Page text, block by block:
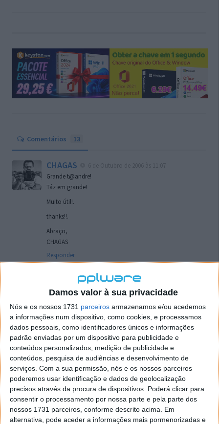
Damos valor à sua privacidade
Nós e os nossos 1731 parceiros armazenamos e/ou acedemos
a informações num dispositivo, como cookies, e processamos
dados pessoais, como identificadores únicos e informações
padrão enviadas por um dispositivo para publicidade e
conteúdos personalizados, medição de publicidade e
conteúdos, pesquisa de audiências e desenvolvimento de
serviços. Com a sua permissão, nós e os nossos parceiros
poderemos usar identificação e dados de geolocalização
precisos através da procura de dispositivos. Poderá clicar para
consentir o processamento por nossa parte e pela parte dos
nossos 1731 parceiros, conforme descrito acima. Em
alternativa, pode aceder a informações mais pormenorizadas e
Comentários 13
CHAGAS
Grande t@andre!
Táz em grande!
Muito útil!.
thanks!!.
Abraço,
CHAGAS
Responder
6 de Outubro de 2006 às 11:47
Excelente programa anti-padrão! Agora qdo o chefe chegar
será fácil esconder o browse, msn e afins!
Valeu t@ndre!
Responder
t@ndre
6 de Outubro de 2006 às 11:57
é mesmo esse o proposito do programa heheh
enjoy.it
Responder
Alex
6 de Outubro de 2006 às 15:45
Realmente o programa, ou melhor, o que ele faz, é